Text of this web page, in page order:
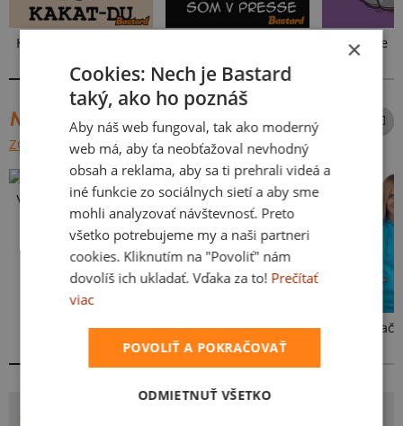
Kakat-du Vo forme
NAJPREDÁVANEJŠIE POTLAČE
ZOBRAZIŤ VŠETKY
Vlastná potlač
Kakat-du Bez potlače
POTLAČ SKLÍPKAN
×
Cookies: Nech je Bastard
taký, ako ho poznáš
Aby náš web fungoval, tak ako moderný
web má, aby ťa neobťažoval nevhodný
obsah a reklama, aby sa ti prehrali videá a
iné funkcie zo sociálnych sietí a aby sme
mohli analyzovať návštevnosť. Preto
všetko potrebujeme my a naši partneri
cookies. Kliknutím na "Povoliť" nám
dovolíš ich ukladať. Vďaka za to! Prečítať
viac
POVOLIŤ A POKRAČOVAŤ
ODMIETNUŤ VŠETKO